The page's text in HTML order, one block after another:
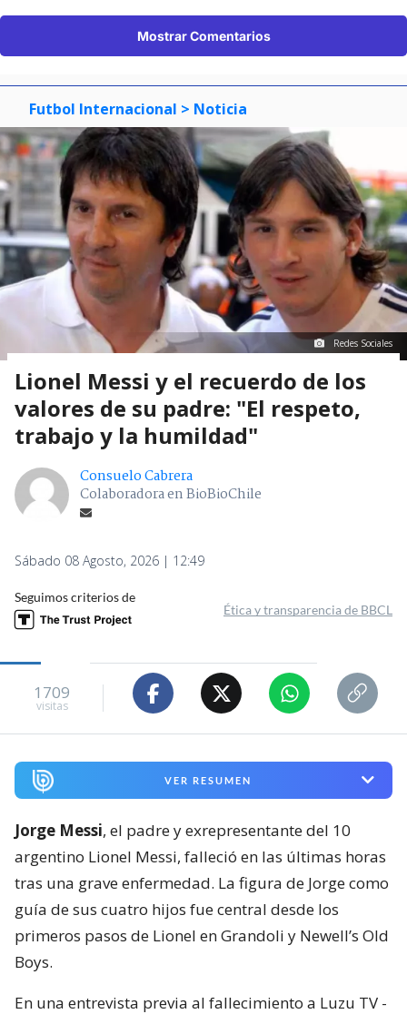
Mostrar Comentarios
Futbol Internacional > Noticia
Redes Sociales
Lionel Messi y el recuerdo de los
valores de su padre: "El respeto,
trabajo y la humildad"
Consuelo Cabrera
Colaboradora en BioBioChile
Sábado 08 Agosto, 2026 | 12:49
Seguimos criterios de
Ética y transparencia de BBCL
1709
visitas
VER RESUMEN
Jorge Messi, el padre y exrepresentante del 10
argentino Lionel Messi, falleció en las últimas horas
tras una grave enfermedad. La figura de Jorge como
guía de sus cuatro hijos fue central desde los
primeros pasos de Lionel en Grandoli y Newell’s Old
Boys.
En una entrevista previa al fallecimiento a Luzu TV -